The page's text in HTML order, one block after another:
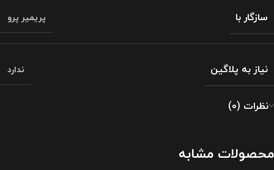
سازگار با پریمیر پرو
نیاز به پلاگین ندارد
نظرات (0)
محصولات مشابه